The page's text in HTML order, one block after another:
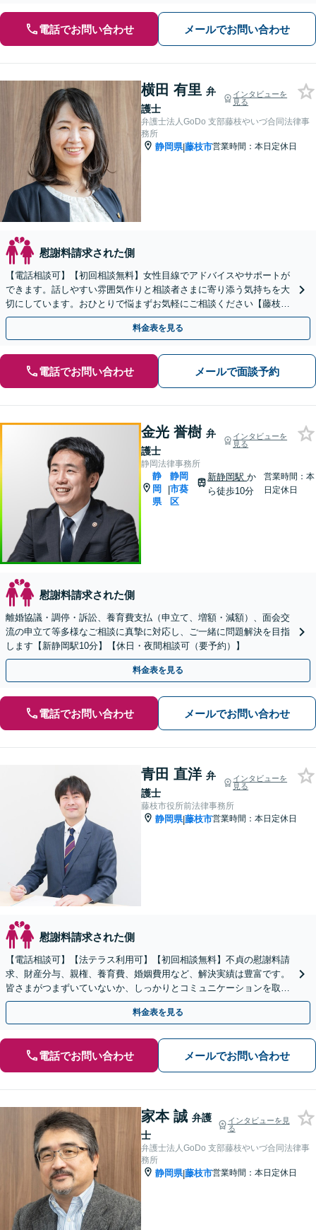
電話でお問い合わせ メールでお問い合わせ
横田 有里 弁
護士
インタビューを
見る
弁護士法人GoDo 支部藤枝やいづ合同法律事
務所
静岡県|藤枝市営業時間：本日定休日
慰謝料請求された側
【電話相談可】【初回相談無料】女性目線でアドバイスやサポートが
できます。話しやすい雰囲気作りと相談者さまに寄り添う気持ちを大
切にしています。おひとりで悩まずお気軽にご相談ください【藤枝の
老舗事務所】【弁護士3人在籍】
料金表を見る
電話でお問い合わせ メールで面談予約
金光 誉樹 弁
護士
インタビューを
見る
静岡法律事務所
静
岡
県
|
静岡
市葵
区
新静岡駅か
ら徒歩10分
営業時間：本
日定休日
慰謝料請求された側
離婚協議・調停・訴訟、養育費支払（申立て、増額・減額）、面会交
流の申立て等多様なご相談に真摯に対応し、ご一緒に問題解決を目指
します【新静岡駅10分】【休日・夜間相談可（要予約）】
料金表を見る
電話でお問い合わせ メールでお問い合わせ
青田 直洋 弁
護士
インタビューを
見る
藤枝市役所前法律事務所
静岡県|藤枝市営業時間：本日定休日
慰謝料請求された側
【電話相談可】【法テラス利用可】【初回相談無料】不貞の慰謝料請
求、財産分与、親権、養育費、婚姻費用など、解決実績は豊富です。
皆さまがつまずいていないか、しっかりとコミュニケーションを取り
ながらお話を進めてまいります
料金表を見る
電話でお問い合わせ メールでお問い合わせ
家本 誠 弁護
士
インタビューを見
る
弁護士法人GoDo 支部藤枝やいづ合同法律事
務所
静岡県|藤枝市営業時間：本日定休日